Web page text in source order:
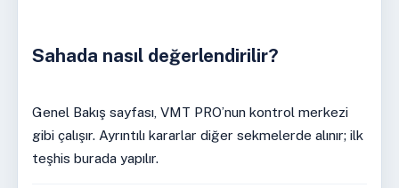
Sahada nasıl değerlendirilir?
Genel Bakış sayfası, VMT PRO’nun kontrol merkezi
gibi çalışır. Ayrıntılı kararlar diğer sekmelerde alınır; ilk
teşhis burada yapılır.